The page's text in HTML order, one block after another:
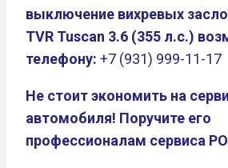
выключение вихревых
TVR Tuscan 3.6 (355 л.с.)
телефону: +7 (931) 999-11-17
Не стоит экономить на
автомобиля! Поручите его
профессионалам сервиса